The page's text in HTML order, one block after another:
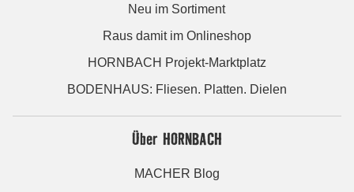
Neu im Sortiment
Raus damit im Onlineshop
HORNBACH Projekt-Marktplatz
BODENHAUS: Fliesen. Platten. Dielen
Über HORNBACH
MACHER Blog